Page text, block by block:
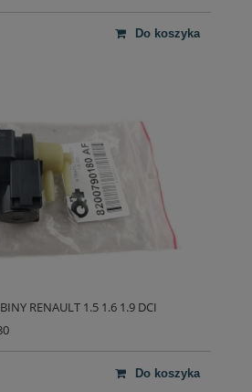
do koszyka
RENAULT 1.5 1.6 1.9 DCI
do koszyka